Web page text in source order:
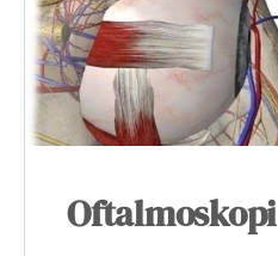
Oftalmoskopi